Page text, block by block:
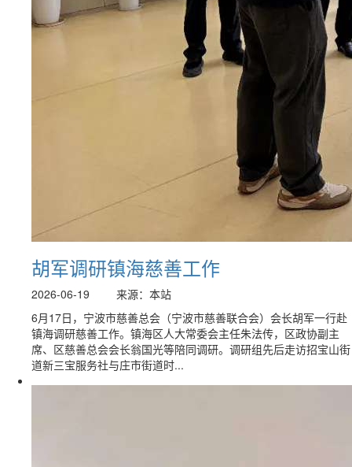
胡军调研镇海慈善工作
2026-06-19
来源：本站
6月17日，宁波市慈善总会（宁波市慈善联合会）会长胡军一行赴
镇海调研慈善工作。镇海区人大常委会主任朱法传，区政协副主
席、区慈善总会会长翁国光等陪同调研。调研组先后走访招宝山街
道新三宝服务社与庄市街道时...